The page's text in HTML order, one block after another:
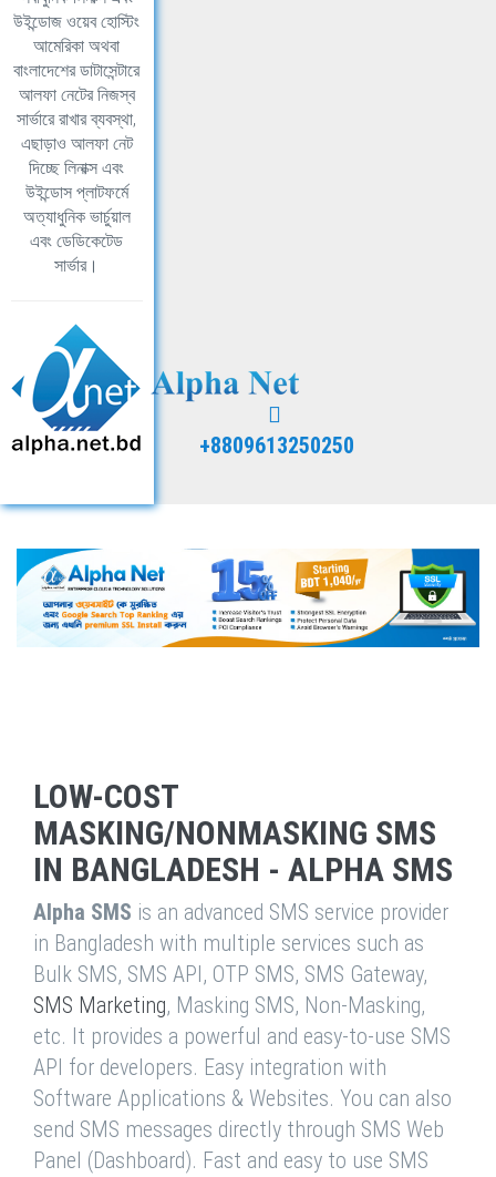
উইন্ডোজ ওয়েব হোস্টিং
আমেরিকা অথবা
বাংলাদেশের ডাটাসেন্টারে
আলফা নেটের নিজস্ব
সার্ভারে রাখার ব্যবস্থা,
এছাড়াও আলফা নেট
দিচ্ছে লিনাক্স এবং
উইন্ডোস প্লাটফর্মে
অত্যাধুনিক ভার্চুয়াল
এবং ডেডিকেটেড
সার্ভার।
+8809613250250
LOW-COST
MASKING/NONMASKING SMS
IN BANGLADESH - ALPHA SMS
Alpha SMS is an advanced SMS service provider
in Bangladesh with multiple services such as
Bulk SMS, SMS API, OTP SMS, SMS Gateway,
SMS Marketing, Masking SMS, Non-Masking,
etc. It provides a powerful and easy-to-use SMS
API for developers. Easy integration with
Software Applications & Websites. You can also
send SMS messages directly through SMS Web
Panel (Dashboard). Fast and easy to use SMS